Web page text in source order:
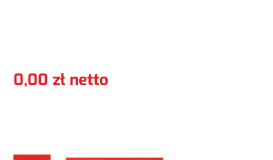
0,00 zł